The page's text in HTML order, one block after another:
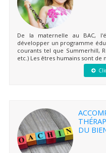
De la maternelle au BAC,
développer un programme
courants tel que Summerhill,
etc.) Les êtres humains sont de
DU